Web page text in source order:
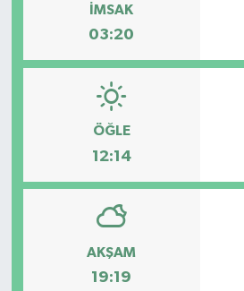
İMSAK
03:20
ÖĞLE
12:14
AKŞAM
19:19
YAŞAM